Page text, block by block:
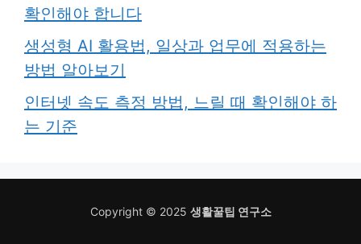
확인해야 합니다
생성형 AI 활용법, 일상과 업무에 적용하는
방법 알아보기
인터넷 속도 측정 방법, 느릴 때 확인해야 하
는 기준
Copyright © 2025 생활꿀팁 연구소